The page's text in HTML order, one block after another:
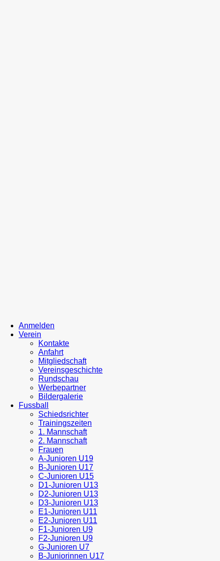
Anmelden
Verein
Kontakte
Anfahrt
Mitgliedschaft
Vereinsgeschichte
Rundschau
Werbepartner
Bildergalerie
Fussball
Schiedsrichter
Trainingszeiten
1. Mannschaft
2. Mannschaft
Frauen
A-Junioren U19
B-Junioren U17
C-Junioren U15
D1-Junioren U13
D2-Junioren U13
D3-Junioren U13
E1-Junioren U11
E2-Junioren U11
F1-Junioren U9
F2-Junioren U9
G-Junioren U7
B-Juniorinnen U17